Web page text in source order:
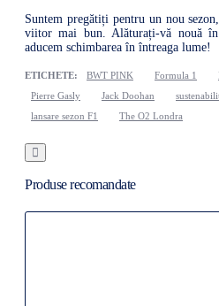
Suntem pregătiți pentru un nou
viitor mai bun. Alăturați-vă nouă
aducem schimbarea în întreaga lume!
ETICHETE: BWT PINK Formula 1
Pierre Gasly
Jack Doohan
lansare sezon F1
The O2 Londra
Produse recomandate